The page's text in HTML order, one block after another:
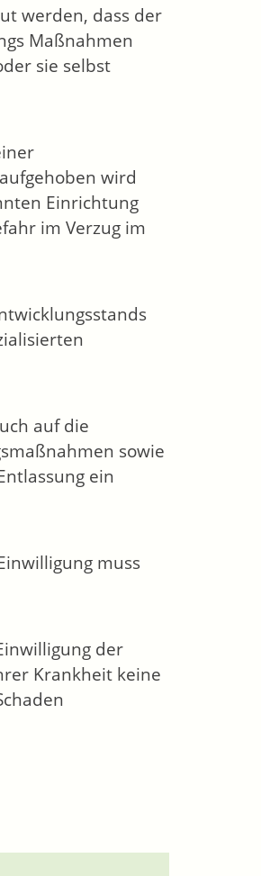
werden, dass der
Maßnahmen
sie selbst
wird
Einrichtung
im Verzug im
auf die
sowie
ein
muss
der
Krankheit keine